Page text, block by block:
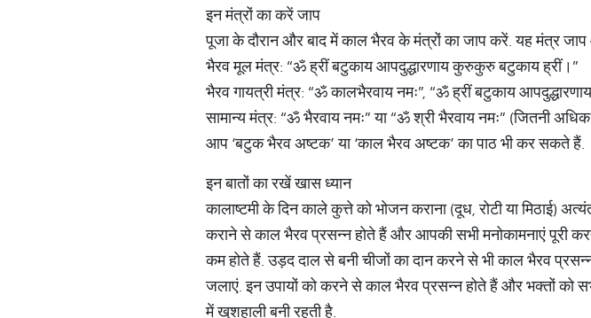
इन मंत्रों का करें जाप
पूजा के दौरान और बाद में काल भैरव के मंत्रों का जाप करें. यह मंत्र जाप
भैरव मूल मंत्र: “ॐ ह्रीं बटुकाय आपदुद्धारणाय कुरुकुरु बटुकाय ह्रीं।”
भैरव गायत्री मंत्र: “ॐ कालभैरवाय नमः”, “ॐ ह्रीं बटुकाय
सामान्य मंत्र: “ॐ भैरवाय नमः” या “ॐ श्री भैरवाय नमः” (जितनी
आप ‘बटुक भैरव अष्टक’ या ‘काल भैरव अष्टक’ का पाठ भी कर सकते हैं.
इन बातों का रखें खास ध्यान
कालाष्टमी के दिन काले कुत्ते को भोजन कराना (दूध, रोटी या मिठाई)
कराने से काल भैरव प्रसन्न होते हैं और आपकी सभी मनोकामनाएं पूरी
कम होते हैं. उड़द दाल से बनी चीजों का दान करने से भी काल भैरव
जलाएं. इन उपायों को करने से काल भैरव प्रसन्न होते हैं और भक्तों
में खुशहाली बनी रहती है.